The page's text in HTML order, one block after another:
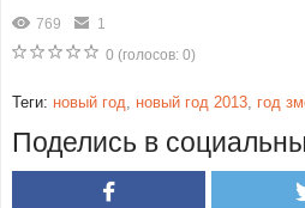
769
1
0 (голосов: 0)
Теги: новый год, новый год 2013, год
Поделись в